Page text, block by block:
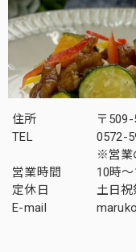
住所
〒
TEL
0572-
※営業
営業時間
10時
定休日
土日祝
E-mail